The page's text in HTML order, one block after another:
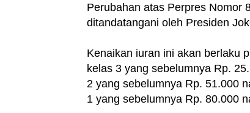
Perubahan atas Perpres Nomor
ditandatangani oleh Presiden
Kenaikan iuran ini akan berlaku
kelas 3 yang sebelumnya Rp.
2 yang sebelumnya Rp. 51.000
1 yang sebelumnya Rp. 80.000